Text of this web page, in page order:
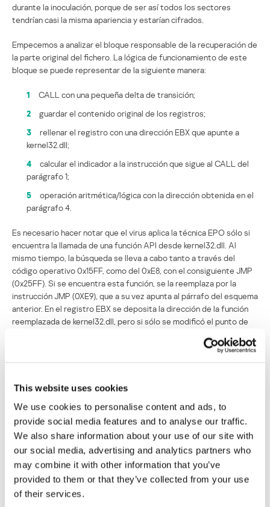
This website uses cookies
We use cookies to personalise content and ads, to
provide social media features and to analyse our traffic.
We also share information about your use of our site with
our social media, advertising and analytics partners who
may combine it with other information that you’ve
provided to them or that they’ve collected from your use
of their services.
durante la inoculación, porque de ser así todos los sectores
tendrían casi la misma apariencia y estarían cifrados.
Empecemos a analizar el bloque responsable de la recuperación de
la parte original del fichero. La lógica de funcionamiento de este
bloque se puede representar de la siguiente manera:
1
CALL con una pequeña delta de transición;
2
guardar el contenido original de los registros;
3
rellenar el registro con una dirección EBX que apunte a
kernel32.dll;
4
calcular el indicador a la instrucción que sigue al CALL del
parágrafo 1;
5
operación aritmética/lógica con la dirección obtenida en el
parágrafo 4.
Es necesario hacer notar que el virus aplica la técnica EPO sólo si
encuentra la llamada de una función API desde kernel32.dll. Al
mismo tiempo, la búsqueda se lleva a cabo tanto a través del
código operativo 0x15FF, como del 0xE8, con el consiguiente JMP
(0x25FF). Si se encuentra esta función, se la reemplaza por la
instrucción JMP (0XE9), que a su vez apunta al párrafo del esquema
anterior. En el registro EBX se deposita la dirección de la función
reemplazada de kernel32.dll, pero si sólo se modificó el punto de
dirección de regreso de la aplicación a kernel32.dll. En adelante, el
la técnica EPO el valor (ESP +20) contendrá la dirección de la
lo contrario, contendrá el punto de entrada original.
En el caso más simple, si excluimos el enmarañamiento, , la
recuperación del punto de entrada o la función en el código
assembler ocurrirá de la siguiente manera (considerando que se
reemplazó la función GetModuleHandleA):
CALL $ + 5